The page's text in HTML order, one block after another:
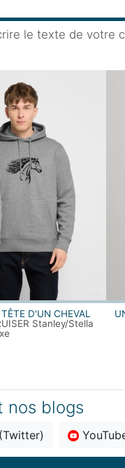
le texte de votre
D'UN CHEVAL
Stanley/Stella
nos blogs